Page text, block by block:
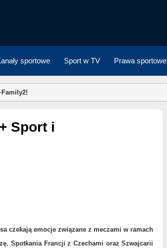
sportowe Sport w TV Prawa sportowe
czekają emocje związane z meczami w ramach
Spotkania Francji z Czechami oraz Szwajcarii